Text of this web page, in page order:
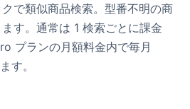
で類似商品検索。型番不明の商
す。通常は 1 検索ごとに課金
プランの月額料金内で毎月
す。